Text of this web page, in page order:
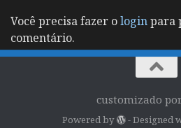
Você precisa fazer ologinpara
comentário.
customizado
Powered by - Designed